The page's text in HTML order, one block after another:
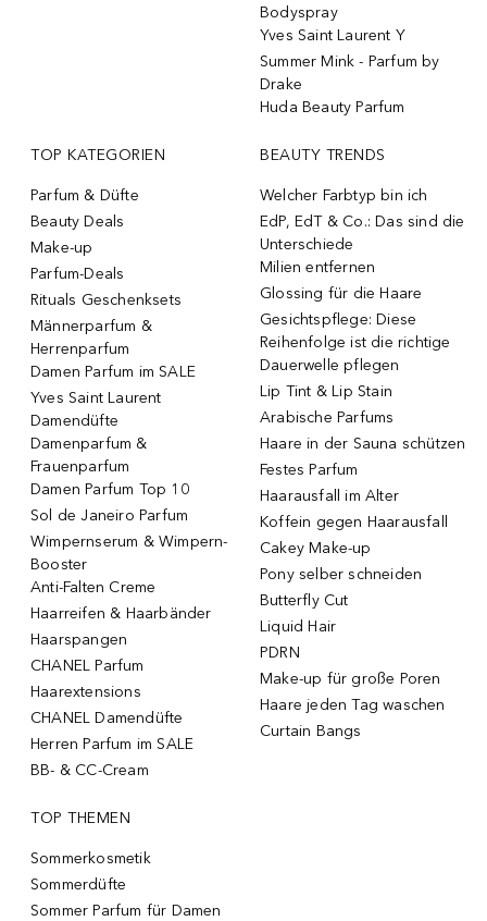
Bodyspray
Yves Saint Laurent Y
Summer Mink - Parfum by
Drake
Huda Beauty Parfum
TOP KATEGORIEN
Parfum & Düfte
Beauty Deals
Make-up
Parfum-Deals
Rituals Geschenksets
Männerparfum &
Herrenparfum
Damen Parfum im SALE
Yves Saint Laurent
Damendüfte
Damenparfum &
Frauenparfum
Damen Parfum Top 10
Sol de Janeiro Parfum
Wimpernserum & Wimpern-
Booster
Anti-Falten Creme
Haarreifen & Haarbänder
Haarspangen
CHANEL Parfum
Haarextensions
CHANEL Damendüfte
Herren Parfum im SALE
BB- & CC-Cream
BEAUTY TRENDS
Welcher Farbtyp bin ich
EdP, EdT & Co.: Das sind die
Unterschiede
Milien entfernen
Glossing für die Haare
Gesichtspflege: Diese
Reihenfolge ist die richtige
Dauerwelle pflegen
Lip Tint & Lip Stain
Arabische Parfums
Haare in der Sauna schützen
Festes Parfum
Haarausfall im Alter
Koffein gegen Haarausfall
Cakey Make-up
Pony selber schneiden
Butterfly Cut
Liquid Hair
PDRN
Make-up für große Poren
Haare jeden Tag waschen
Curtain Bangs
TOP THEMEN
Sommerkosmetik
Sommerdüfte
Sommer Parfum für Damen